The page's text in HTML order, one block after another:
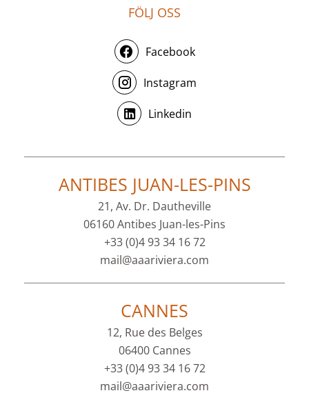
FÖLJ OSS
Facebook
Instagram
Linkedin
ANTIBES JUAN-LES-PINS
21, Av. Dr. Dautheville
06160 Antibes Juan-les-Pins
+33 (0)4 93 34 16 72
mail@aaariviera.com
CANNES
12, Rue des Belges
06400 Cannes
+33 (0)4 93 34 16 72
mail@aaariviera.com